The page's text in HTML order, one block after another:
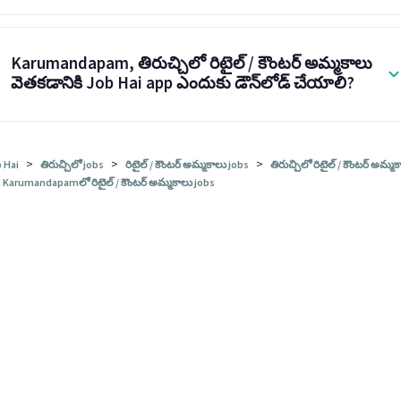
Karumandapam, తిరుచ్చిలో రిటైల్ / కౌంటర్ అమ్మకాలు
వెతకడానికి Job Hai app ఎందుకు డౌన్‌లోడ్ చేయాలి?
Hai > తిరుచ్చిలో jobs > రిటైల్ / కౌంటర్ అమ్మకాలు jobs > తిరుచ్చిలో రిటైల్ / కౌంటర్
Karumandapamలో రిటైల్ / కౌంటర్ అమ్మకాలు jobs